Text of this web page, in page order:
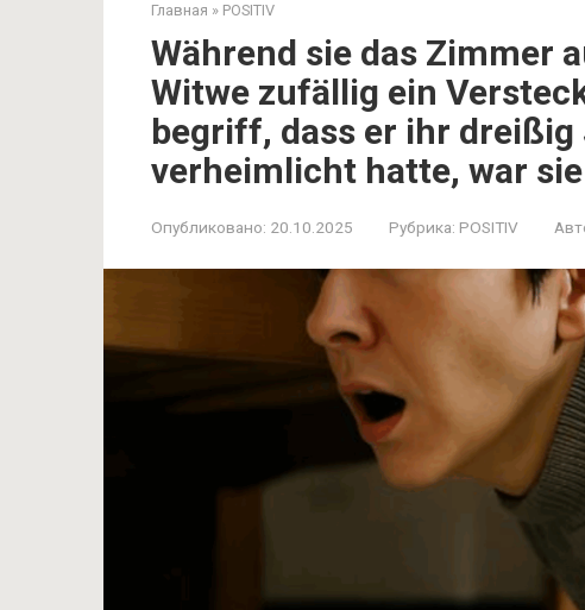
Главная » POSITIV
Während sie das Zimmer
Witwe zufällig ein
begriff, dass er ihr dreißig
verheimlicht hatte, war
Опубликовано: 20.10.2025 Рубрика: POSITIV